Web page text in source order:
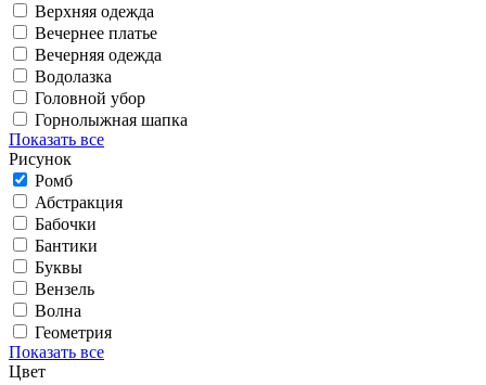
Верхняя одежда
Вечернее платье
Вечерняя одежда
Водолазка
Головной убор
Горнолыжная шапка
Показать все
Рисунок
Ромб
Абстракция
Бабочки
Бантики
Буквы
Вензель
Волна
Геометрия
Показать все
Цвет